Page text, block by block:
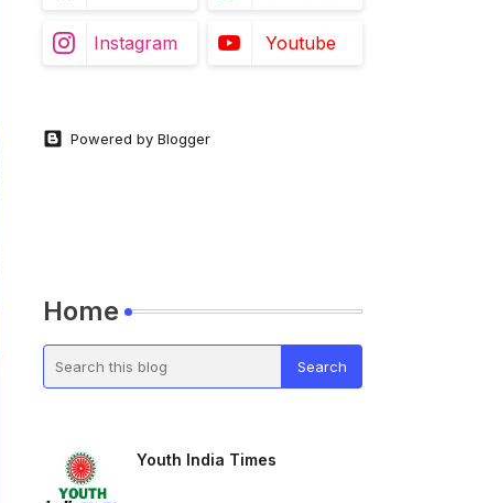
Instagram Youtube
Powered by Blogger
Home
Youth India Times